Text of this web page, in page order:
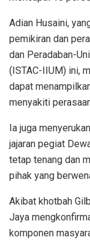
Adian Husaini,
pemikiran dan
dan Peradaban-
(ISTAC-IIUM) ini,
dapat
menyakiti
Ia juga
jajaran pegiat
tetap tenang dan
pihak yang
Akibat khotbah
Jaya
komponen